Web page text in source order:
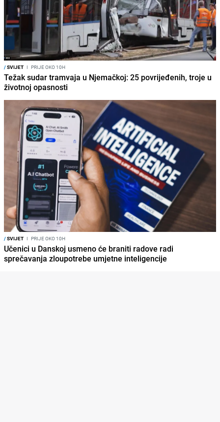
/SVIJET I PRIJE OKO 10H
Težak sudar tramvaja u Njemačkoj: 25 povrijeđenih, troje u
životnoj opasnosti
/SVIJET I PRIJE OKO 10H
Učenici u Danskoj usmeno će braniti radove radi
sprečavanja zloupotrebe umjetne inteligencije